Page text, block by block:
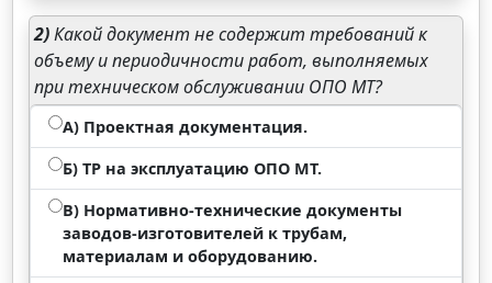
2)Какой документ не содержит требований к
объему и периодичности работ, выполняемых
при техническом обслуживании ОПО МТ?
А) Проектная документация.
Б) ТР на эксплуатацию ОПО МТ.
В) Нормативно-технические документы
заводов-изготовителей к трубам,
материалам и оборудованию.